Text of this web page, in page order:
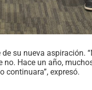
su nueva aspiración.
Hace un año,
continuara”, expresó.